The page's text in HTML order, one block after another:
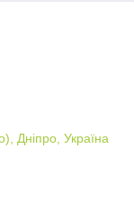
Дніпро, Україна